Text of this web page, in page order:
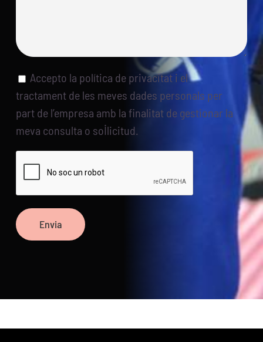
Accepto la política de privacitat i el
tractament de les meves dades personals per
part de l’empresa amb la finalitat de gestionar la
meva consulta o sol·licitud.